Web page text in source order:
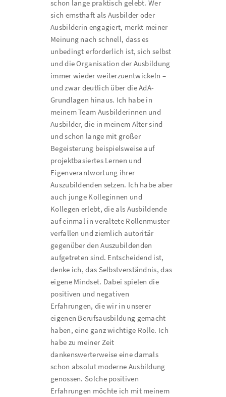
schon lange praktisch gelebt. Wer
sich ernsthaft als Ausbilder oder
Ausbilderin engagiert, merkt meiner
Meinung nach schnell, dass es
unbedingt erforderlich ist, sich selbst
und die Organisation der Ausbildung
immer wieder weiterzuentwickeln –
und zwar deutlich über die AdA-
Grundlagen hinaus. Ich habe in
meinem Team Ausbilderinnen und
Ausbilder, die in meinem Alter sind
und schon lange mit großer
Begeisterung beispielsweise auf
projektbasiertes Lernen und
Eigenverantwortung ihrer
Auszubildenden setzen. Ich habe aber
auch junge Kolleginnen und
Kollegen erlebt, die als Ausbildende
auf einmal in veraltete Rollenmuster
verfallen und ziemlich autoritär
gegenüber den Auszubildenden
aufgetreten sind. Entscheidend ist,
denke ich, das Selbstverständnis, das
eigene Mindset. Dabei spielen die
positiven und negativen
Erfahrungen, die wir in unserer
eigenen Berufsausbildung gemacht
haben, eine ganz wichtige Rolle. Ich
habe zu meiner Zeit
dankenswerterweise eine damals
schon absolut moderne Ausbildung
genossen. Solche positiven
Erfahrungen möchte ich mit meinem